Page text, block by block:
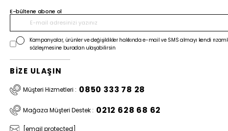
E-bültene abone ol
Kampanyalar, ürünler ve değişiklikler hakkında e-mail ve SMS almayı kendi
sözleşmesine buradan ulaşabilirsin
BİZE ULAŞIN
Müşteri Hizmetleri : 0850 333 78 28
Mağaza Müşteri Destek : 0212 628 68 62
[email protected]